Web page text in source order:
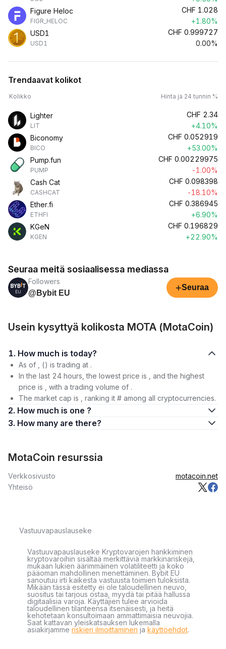
Figure Heloc
FIGR_HELOC
CHF 1.028
+1.80%
USD1
USD1
CHF 0.999727
0.00%
Trendaavat kolikot
Kolikko Hinta ja 24 tunnin %
Lighter
LIT
CHF 2.34
+4.10%
Biconomy
BICO
CHF 0.052919
+53.00%
Pump.fun
PUMP
CHF 0.00229975
-1.00%
Cash Cat
CASHCAT
CHF 0.098398
-18.10%
Ether.fi
ETHFI
CHF 0.386945
+6.90%
KGeN
KGEN
CHF 0.196829
+22.90%
Seuraa meitä sosiaalisessa mediassa
Followers
@Bybit EU
+Seuraa
Usein kysyttyä kolikosta MOTA (MotaCoin)
1. How much is today?
As of , () is trading at .
In the last 24 hours, the lowest price is , and the highest
price is , with a trading volume of .
The market cap is , ranking it # among all cryptocurrencies.
2. How much is one ?
3. How many are there?
MotaCoin resurssia
Verkkosivusto
motacoin.net
Yhteisö
Vastuuvapauslauseke
Vastuuvapauslauseke Kryptovarojen hankkiminen
kryptovaroihin sisältää merkittäviä markkinariskejä,
mukaan lukien äärimmäinen volatiliteetti ja koko
pääoman mahdollinen menettäminen. Bybit EU
sanoutuu irti kaikesta vastuusta toimien tuloksista.
Mikään tässä esitetty ei ole taloudellinen neuvo,
suositus tai tarjous ostaa, myydä tai pitää hallussa
digitaalisia varoja. Käyttäjien tulee arvioida
taloudellinen tilanteensa itsenäisesti, ja heitä
kehotetaan konsultoimaan ammattimaisia neuvojia.
Saat kattavan yleiskatsauksen lukemalla
asiakirjamme riskien ilmoittaminen ja käyttöehdot.